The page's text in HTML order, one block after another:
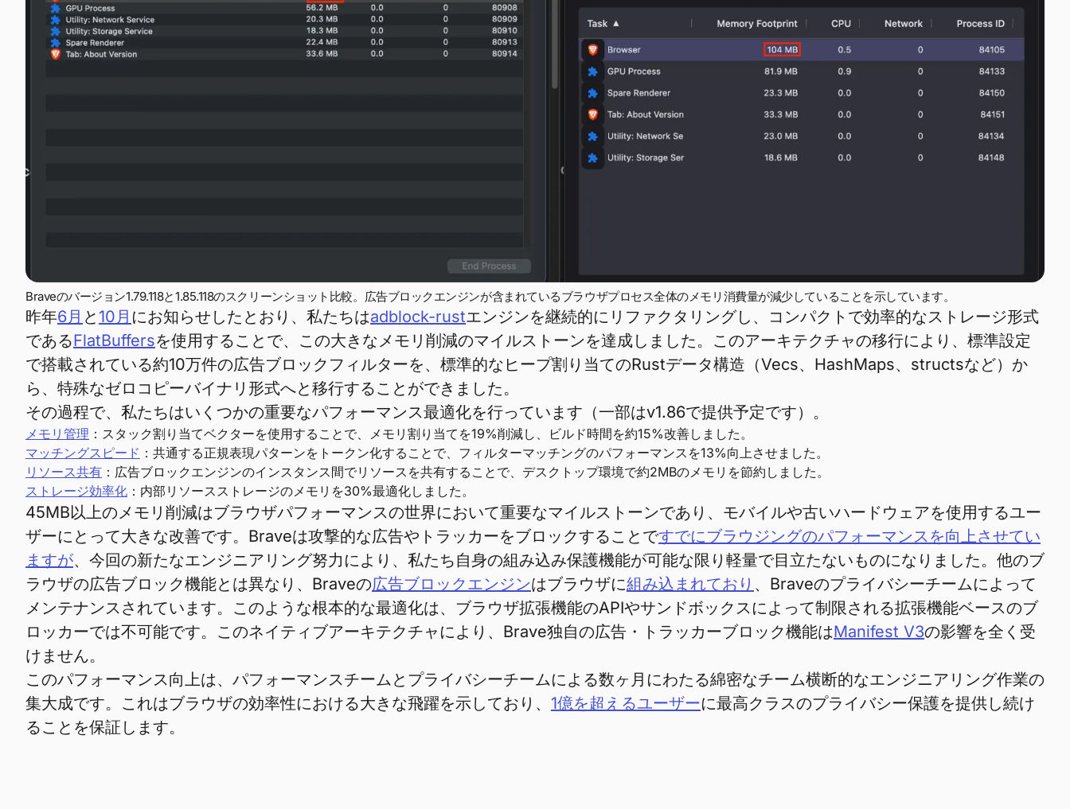
Braveのバージョン1.79.118と1.85.118のスクリーンショット比較。広告ブロックエンジンが含まれているブラウザプロセス全体のメモリ消費量が減少していることを示しています。
昨年6月 と 10月 にお知らせしたとおり、私たちはadblock-rustエンジンを継続的にリファクタリングし、コンパクトで効率的なストレージ形式
であるFlatBuffersを使用することで、この大きなメモリ削減のマイルストーンを達成しました。このアーキテクチャの移行により、標準設定
で搭載されている約10万件の広告ブロックフィルターを、標準的なヒープ割り当てのRustデータ構造（Vecs、HashMaps、structsなど）か
ら、特殊なゼロコピーバイナリ形式へと移行することができました。
その過程で、私たちはいくつかの重要なパフォーマンス最適化を行っています（一部はv1.86で提供予定です）。
メモリ管理 ：スタック割り当てベクターを使用することで、メモリ割り当てを19%削減し、ビルド時間を約15%改善しました。
マッチングスピード ：共通する正規表現パターンをトークン化することで、フィルターマッチングのパフォーマンスを13%向上させました。
リソース共有 ：広告ブロックエンジンのインスタンス間でリソースを共有することで、デスクトップ環境で約2MBのメモリを節約しました。
ストレージ効率化 ：内部リソースストレージのメモリを30%最適化しました。
45MB以上のメモリ削減はブラウザパフォーマンスの世界において重要なマイルストーンであり、モバイルや古いハードウェアを使用するユー
ザーにとって大きな改善です。Braveは攻撃的な広告やトラッカーをブロックすることですでにブラウジングのパフォーマンスを向上させてい
ますが、今回の新たなエンジニアリング努力により、私たち自身の組み込み保護機能が可能な限り軽量で目立たないものになりました。他のブ
ラウザの広告ブロック機能とは異なり、Braveの広告ブロックエンジンはブラウザに組み込まれており 、Braveのプライバシーチームによって
メンテナンスされています。このような根本的な最適化は、ブラウザ拡張機能のAPIやサンドボックスによって制限される拡張機能ベースのブ
ロッカーでは不可能です。このネイティブアーキテクチャにより、Brave独自の広告・トラッカーブロック機能はManifest V3の影響を全く受
けません。
このパフォーマンス向上は、パフォーマンスチームとプライバシーチームによる数ヶ月にわたる綿密なチーム横断的なエンジニアリング作業の
集大成です。これはブラウザの効率性における大きな飛躍を示しており、 1億を超えるユーザーに最高クラスのプライバシー保護を提供し続け
ることを保証します。